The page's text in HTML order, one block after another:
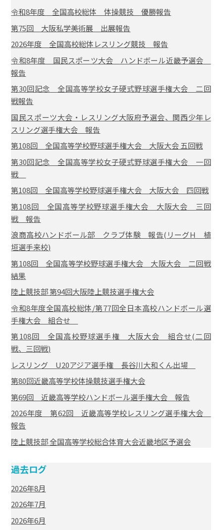
令和8年度 全国高校総体 体操競技 優勝報告
第75回 大阪私学美術展 出展報告
2026年度 全国高校総体レスリング競技 報告
令和8年度 国民スポーツ大会 ハンドボール近畿予選会
報告
第30回記念 全国高等学校女子硬式野球選手権大会 二回
戦報告
国民スポーツ大会・レスリング大阪府予選会、関西少年レ
スリング選手権大会 報告
第108回 全国高等学校野球選手権大会 大阪大会 五回戦
第30回記念 全国高等学校女子硬式野球選手権大会 一回
戦
第108回 全国高等学校野球選手権大会 大阪大会 四回戦
第108回 全国高等学校野球選手権大会 大阪大会 三回
戦 報告
浪商高校ハンドボール部 クラブ体験 報告(リーグH 植
垣選手来校)
第108回 全国高等学校野球選手権大会 大阪大会 二回戦
結果
陸上競技部 第94回大阪陸上競技選手権大会
令和8年度全国高校総体/第77回全日本高校ハンドボール選
手権大会 組合せ
第108回 全国高校野球選手権 大阪大会 組合せ(二回
戦、三回戦)
レスリング U20アジア選手権 長谷川大和くん出場
第80回近畿高等学校体操競技選手権大会
第69回 近畿高等学校ハンドボール選手権大会 報告
2026年度 第62回 近畿高等学校レスリング選手権大会
報告
陸上競技部 全国高等学校総合体育大会近畿地区予選会
過去ログ
2026年8月
2026年7月
2026年6月